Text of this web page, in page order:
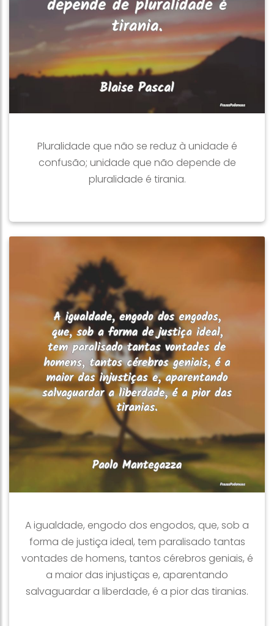
Pluralidade que não se reduz à unidade é
confusão; unidade que não depende de
pluralidade é tirania.
A igualdade, engodo dos engodos, que, sob a
forma de justiça ideal, tem paralisado tantas
vontades de homens, tantos cérebros geniais, é
a maior das injustiças e, aparentando
salvaguardar a liberdade, é a pior das tiranias.